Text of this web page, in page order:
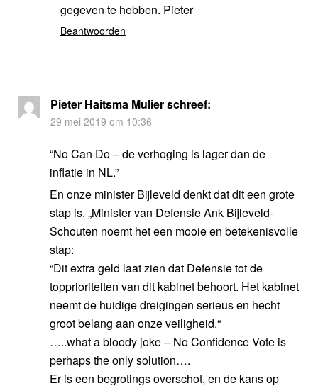
gegeven te hebben. Pieter
Beantwoorden
Pieter Haitsma Mulierschreef:
29 mei 2019 om 10:36
“No Can Do – de verhoging is lager dan de
inflatie in NL.”
En onze minister Bijleveld denkt dat dit een grote
stap is. „Minister van Defensie Ank Bijleveld-
Schouten noemt het een mooie en betekenisvolle
stap:
“Dit extra geld laat zien dat Defensie tot de
topprioriteiten van dit kabinet behoort. Het kabinet
neemt de huidige dreigingen serieus en hecht
groot belang aan onze veiligheid.“
…..what a bloody joke – No Confidence Vote is
perhaps the only solution….
Er is een begrotings overschot, en de kans op